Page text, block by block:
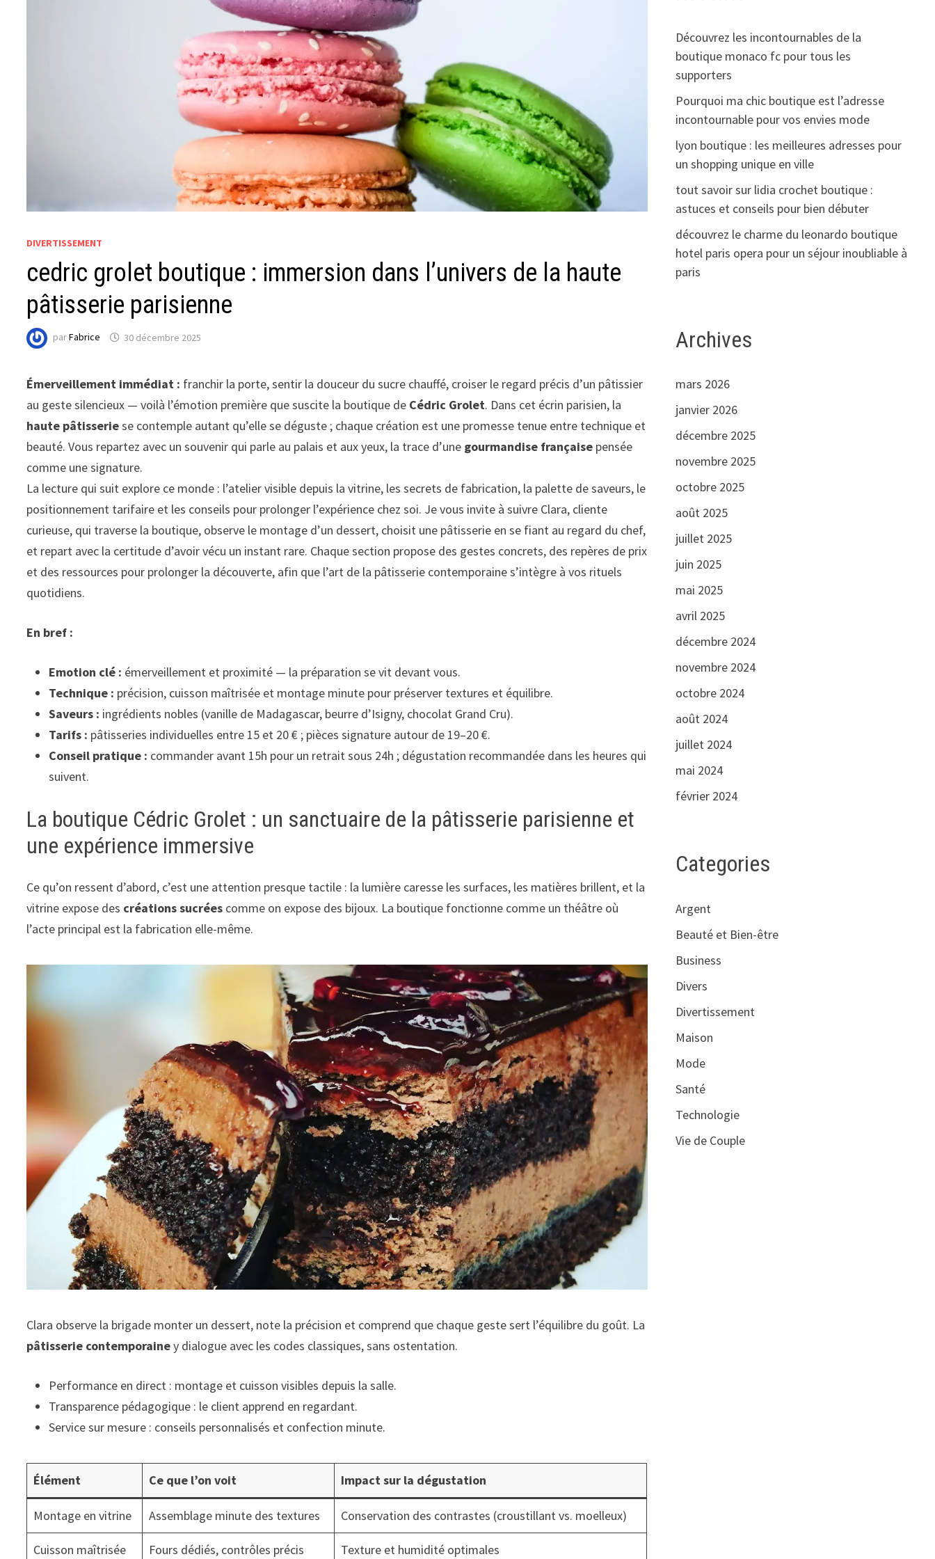
DIVERTISSEMENT
cedric grolet boutique : immersion dans l’univers de la haute
pâtisserie parisienne
parFabrice 30 décembre 2025
Émerveillement immédiat : franchir la porte, sentir la douceur du sucre chauffé, croiser le regard précis d’un pâtissier
au geste silencieux — voilà l’émotion première que suscite la boutique de Cédric Grolet. Dans cet écrin parisien, la
haute pâtisseriese contemple autant qu’elle se déguste ; chaque création est une promesse tenue entre technique et
beauté. Vous repartez avec un souvenir qui parle au palais et aux yeux, la trace d’une gourmandise française pensée
comme une signature.
La lecture qui suit explore ce monde : l’atelier visible depuis la vitrine, les secrets de fabrication, la palette de saveurs, le
positionnement tarifaire et les conseils pour prolonger l’expérience chez soi. Je vous invite à suivre Clara, cliente
curieuse, qui traverse la boutique, observe le montage d’un dessert, choisit une pâtisserie en se fiant au regard du chef,
et repart avec la certitude d’avoir vécu un instant rare. Chaque section propose des gestes concrets, des repères de prix
et des ressources pour prolonger la découverte, afin que l’art de la pâtisserie contemporaine s’intègre à vos rituels
quotidiens.
En bref :
Emotion clé : émerveillement et proximité — la préparation se vit devant vous.
Technique : précision, cuisson maîtrisée et montage minute pour préserver textures et équilibre.
Saveurs : ingrédients nobles (vanille de Madagascar, beurre d’Isigny, chocolat Grand Cru).
Tarifs : pâtisseries individuelles entre 15 et 20 € ; pièces signature autour de 19–20 €.
Conseil pratique : commander avant 15h pour un retrait sous 24h ; dégustation recommandée dans les heures qui
suivent.
La boutique Cédric Grolet : un sanctuaire de la pâtisserie parisienne et
une expérience immersive
Ce qu’on ressent d’abord, c’est une attention presque tactile : la lumière caresse les surfaces, les matières brillent, et la
vitrine expose des créations sucrées comme on expose des bijoux. La boutique fonctionne comme un théâtre où
l’acte principal est la fabrication elle-même.
Clara observe la brigade monter un dessert, note la précision et comprend que chaque geste sert l’équilibre du goût. La
pâtisserie contemporainey dialogue avec les codes classiques, sans ostentation.
Performance en direct : montage et cuisson visibles depuis la salle.
Transparence pédagogique : le client apprend en regardant.
Service sur mesure : conseils personnalisés et confection minute.
Élément Ce que l’on voit Impact sur la dégustation
Montage en vitrine Assemblage minute des textures Conservation des contrastes (croustillant vs. moelleux)
Cuisson maîtrisée Fours dédiés, contrôles précis Texture et humidité optimales
Découvrez les incontournables de la
boutique monaco fc pour tous les
supporters
Pourquoi ma chic boutique est l’adresse
incontournable pour vos envies mode
lyon boutique : les meilleures adresses pour
un shopping unique en ville
tout savoir sur lidia crochet boutique :
astuces et conseils pour bien débuter
découvrez le charme du leonardo boutique
hotel paris opera pour un séjour inoubliable à
paris
Archives
mars 2026
janvier 2026
décembre 2025
novembre 2025
octobre 2025
août 2025
juillet 2025
juin 2025
mai 2025
avril 2025
décembre 2024
novembre 2024
octobre 2024
août 2024
juillet 2024
mai 2024
février 2024
Categories
Argent
Beauté et Bien-être
Business
Divers
Divertissement
Maison
Mode
Santé
Technologie
Vie de Couple